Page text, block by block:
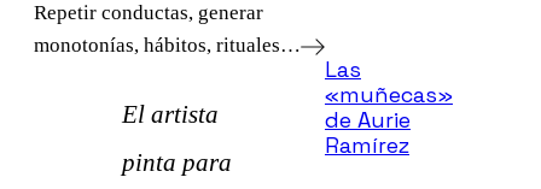
Repetir conductas, generar
monotonías, hábitos, rituales…
El artista
pinta para
Las
«muñecas»
de Aurie
Ramírez